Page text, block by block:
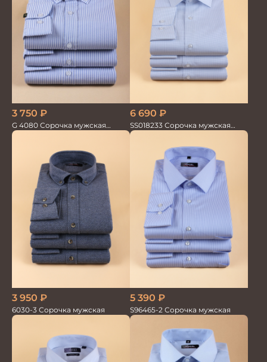
3 750 ₽
G 4080 Сорочка мужская
голубой
6 690 ₽
SS018233 Сорочка мужская
GROSTYLE TRENDY
3 950 ₽
6030-3 Сорочка мужская
5 390 ₽
S96465-2 Сорочка мужская